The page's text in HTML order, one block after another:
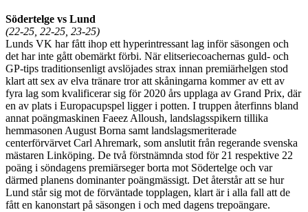
Södertelge vs Lund
(22-25, 22-25, 23-25)
Lunds VK har fått ihop ett hyperintressant lag inför säsongen och
det har inte gått obemärkt förbi. När elitseriecoachernas guld- och
GP-tips traditionsenligt avslöjades strax innan premiärhelgen stod
klart att sex av elva tränare tror att skåningarna kommer av ett av
fyra lag som kvalificerar sig för 2020 års upplaga av Grand Prix, där
en av plats i Europacupspel ligger i potten. I truppen återfinns bland
annat poängmaskinen Faeez Alloush, landslagsspikern tillika
hemmasonen August Borna samt landslagsmeriterade
centerförvärvet Carl Ahremark, som anslutit från regerande svenska
mästaren Linköping. De två förstnämnda stod för 21 respektive 22
poäng i söndagens premiärseger borta mot Södertelge och var
därmed planens dominanter poängmässigt. Det återstår att se hur
Lund står sig mot de förväntade topplagen, klart är i alla fall att de
fått en kanonstart på säsongen i och med dagens trepoängare.